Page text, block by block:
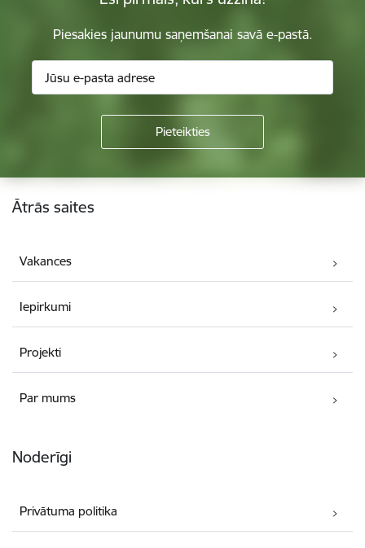
Piesakies jaunumu saņemšanai savā e-pastā.
Kājene
Ātrās saites
Vakances
Iepirkumi
Projekti
Par mums
Noderīgi
Privātuma politika